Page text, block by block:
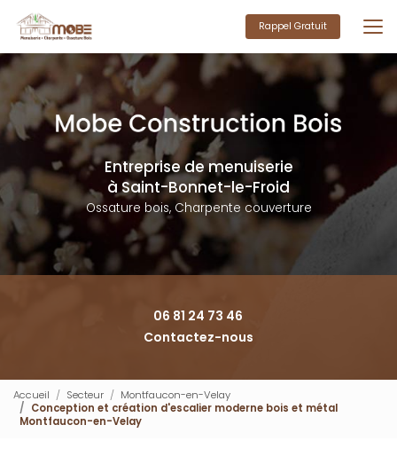
contenu
principal
Rappel Gratuit
Entreprise de menuiserie
à Saint-Bonnet-le-Froid
Ossature bois, Charpente couverture
06 81 24 73 46
Contactez-nous
Accueil Secteur
Montfaucon-en-Velay
Conception et création d'escalier moderne bois et métal
Montfaucon-en-Velay